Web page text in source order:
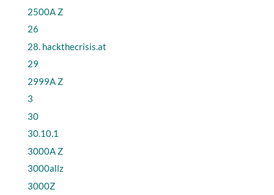
2500A Z
26
28. hackthecrisis.at
29
2999A Z
3
30
30.10.1
3000A Z
3000allz
3000Z